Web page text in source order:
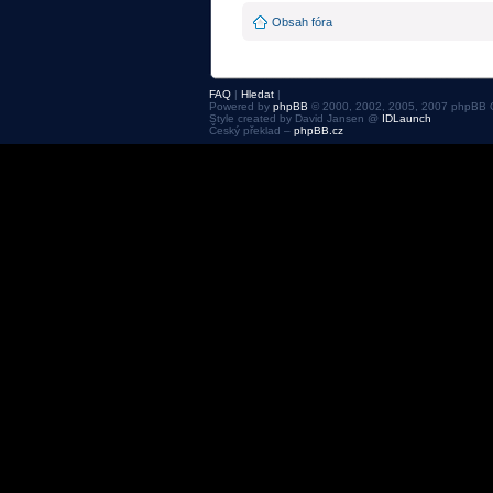
Obsah fóra
FAQ | Hledat |
Powered by phpBB © 2000, 2002, 2005, 2007 phpBB
Style created by David Jansen @ IDLaunch
Český překlad – phpBB.cz